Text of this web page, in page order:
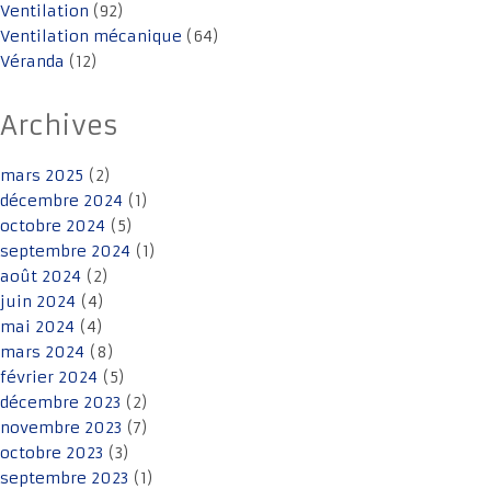
Ventilation (92)
Ventilation mécanique (64)
Véranda (12)
Archives
mars 2025 (2)
décembre 2024 (1)
octobre 2024 (5)
septembre 2024 (1)
août 2024 (2)
juin 2024 (4)
mai 2024 (4)
mars 2024 (8)
février 2024 (5)
décembre 2023 (2)
novembre 2023 (7)
octobre 2023 (3)
septembre 2023 (1)